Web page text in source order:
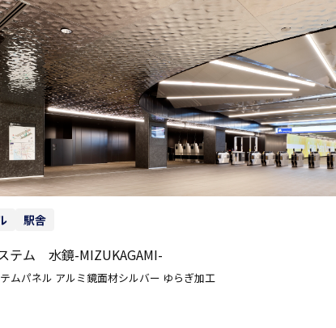
駅舎
テム 水鏡-MIZUKAGAMI-
ムパネル アルミ鏡面材シルバー ゆらぎ加工